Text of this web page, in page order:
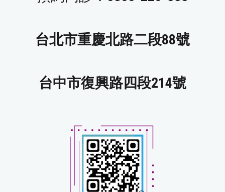
台北市重慶北路二段88號
台中市復興路四段214號